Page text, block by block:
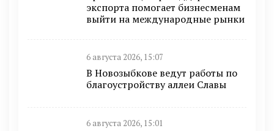
экспорта помогает бизнесменам
выйти на международные рынки
6 августа 2026, 15:07
В Новозыбкове ведут работы по
благоустройству аллеи Славы
6 августа 2026, 15:01